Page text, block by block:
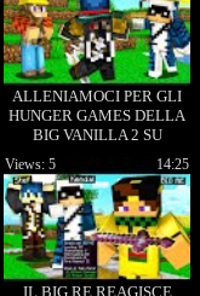
ALLENIAMOCI PER GLI
HUNGER GAMES DELLA
BIG VANILLA 2 SU
MINECRAFT!
IL BIG RE REAGISCE
14:25
Views: 5